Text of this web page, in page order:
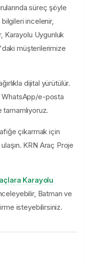
süreç şöyle
incelenir,
Karayolu Uygunluk
müşterilerimize
dijital yürütülür.
WhatsApp/e-posta
çıkarmak için
KRN Araç Proje
Karayolu
Batman ve
isteyebilirsiniz.